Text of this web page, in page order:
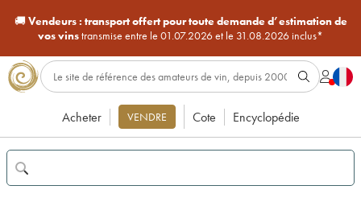
🚚Vendeurs : transport offert pour toute demande d’estimation de
vos vinstransmise entre le 01.07.2026 et le 31.08.2026 inclus*
Acheter VENDRE Cote Encyclopédie